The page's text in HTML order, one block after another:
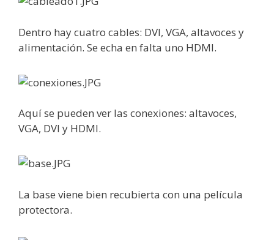
Dentro hay cuatro cables: DVI, VGA, altavoces y
alimentación. Se echa en falta uno HDMI.
Aquí se pueden ver las conexiones: altavoces,
VGA, DVI y HDMI.
La base viene bien recubierta con una película
protectora.